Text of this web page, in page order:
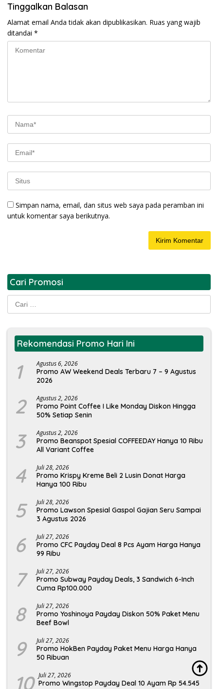
Tinggalkan Balasan
Alamat email Anda tidak akan dipublikasikan. Ruas yang wajib
ditandai *
Simpan nama, email, dan situs web saya pada peramban ini
untuk komentar saya berikutnya.
Cari Promosi
Cari
untuk:
Rekomendasi Promo Hari Ini
1 Agustus 6, 2026
Promo AW Weekend Deals Terbaru 7 – 9 Agustus
2026
2 Agustus 2, 2026
Promo Point Coffee I Like Monday Diskon Hingga
50% Setiap Senin
3 Agustus 2, 2026
Promo Beanspot Spesial COFFEEDAY Hanya 10 Ribu
All Variant Coffee
4 Juli 28, 2026
Promo Krispy Kreme Beli 2 Lusin Donat Harga
Hanya 100 Ribu
5 Juli 28, 2026
Promo Lawson Spesial Gaspol Gajian Seru Sampai
3 Agustus 2026
6 Juli 27, 2026
Promo CFC Payday Deal 8 Pcs Ayam Harga Hanya
99 Ribu
7 Juli 27, 2026
Promo Subway Payday Deals, 3 Sandwich 6-Inch
Cuma Rp100.000
8 Juli 27, 2026
Promo Yoshinoya Payday Diskon 50% Paket Menu
Beef Bowl
9 Juli 27, 2026
Promo HokBen Payday Paket Menu Harga Hanya
50 Ribuan
10 Juli 27, 2026
Promo Wingstop Payday Deal 10 Ayam Rp 54.545